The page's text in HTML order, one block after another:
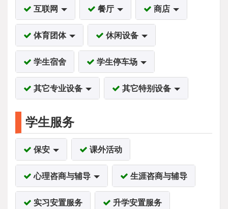
互联网 餐厅 商店
体育团体 休闲设备
学生宿舍 学生停车场
其它专业设备 其它特别设备
学生服务
保安 课外活动
心理咨商与辅导 生涯咨商与辅导
实习安置服务 升学安置服务